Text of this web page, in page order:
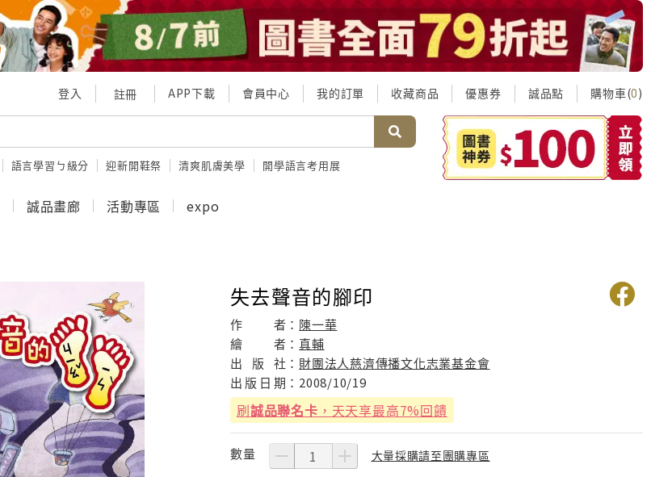
登入 註冊 APP下載 會員中心 我的訂單 收藏商品 優惠券 誠品點 購物車(0)
語言學習ㄅ級分 迎新開鞋祭 清爽肌膚美學 開學語言考用展
誠品畫廊 活動專區 expo
失去聲音的腳印
作 者： 陳一華
繪
者：真輔
出
版 社： 財團法人慈濟傳播文化志業基金會
出 版 日 期： 2008/10/19
刷誠品聯名卡 ，天天享最高7%回饋
數量 大量採購請至團購專區